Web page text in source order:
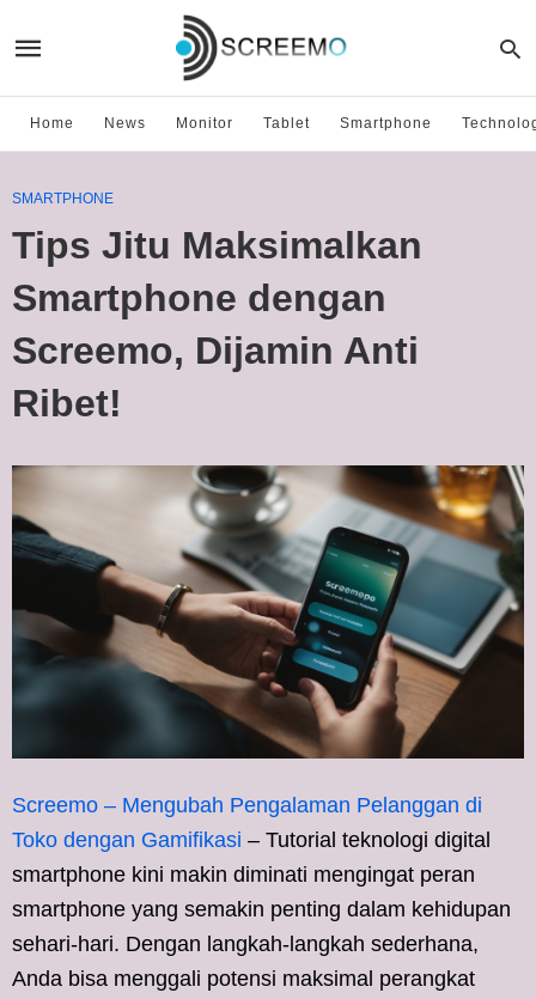
Home News Monitor Tablet Smartphone
SMARTPHONE
Tips Jitu Maksimalkan
Smartphone dengan
Screemo, Dijamin Anti
Ribet!
Screemo – Mengubah Pengalaman Pelanggan di
Toko dengan Gamifikasi – Tutorial teknologi digital
smartphone kini makin diminati mengingat peran
smartphone yang semakin penting dalam kehidupan
sehari-hari. Dengan langkah-langkah sederhana,
Anda bisa menggali potensi maksimal perangkat